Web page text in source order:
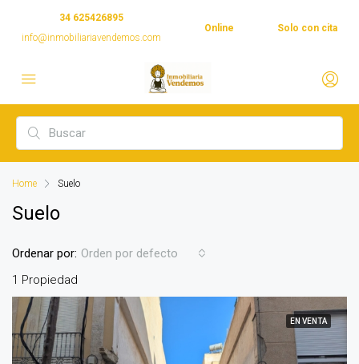
34 625426895
info@inmobiliariavendemos.com
Online Solo con cita
Home Suelo
Suelo
1 Propiedad
Ordenar por: Orden por defecto
EN VENTA